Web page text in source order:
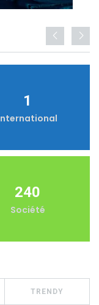
1
240
Société
TRENDY